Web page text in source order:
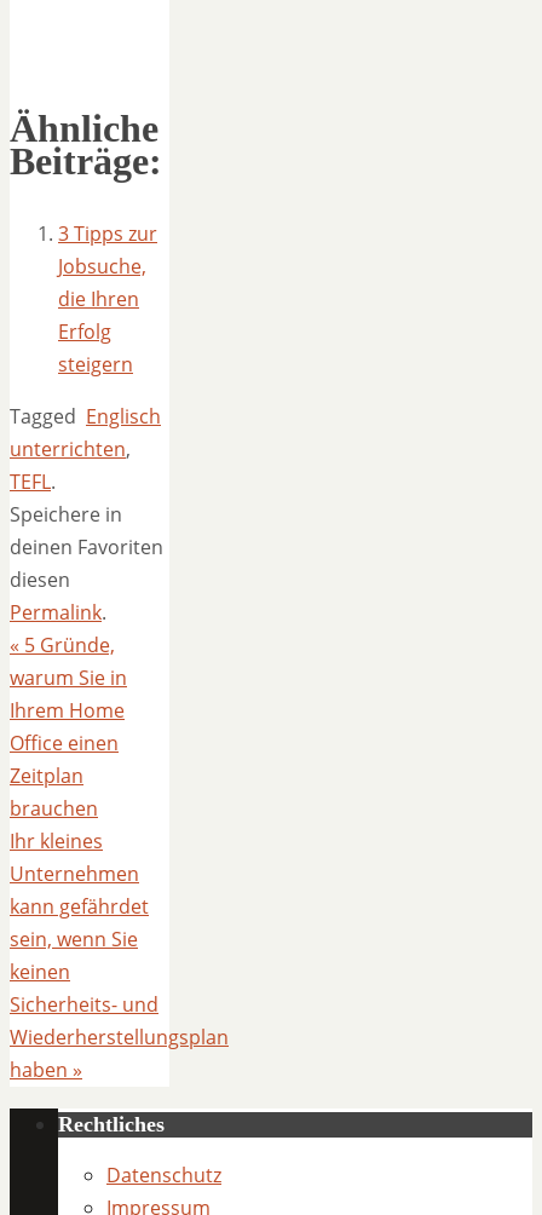
Ähnliche
Beiträge:
3 Tipps zur
Jobsuche,
die Ihren
Erfolg
steigern
Tagged Englisch
unterrichten,
TEFL.
Speichere in
deinen Favoriten
diesen
Permalink.
« 5 Gründe,
warum Sie in
Ihrem Home
Office einen
Zeitplan
brauchen
Ihr kleines
Unternehmen
kann gefährdet
sein, wenn Sie
keinen
Sicherheits- und
Wiederherstellungsplan
haben »
Rechtliches
Datenschutz
Impressum